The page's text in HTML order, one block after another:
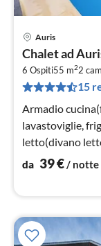
Auris
Chalet ad
6 Ospiti55 m22
15
Armadio
lavastoviglie,
letto(divano
matrimoniale)
da 39€/ notte